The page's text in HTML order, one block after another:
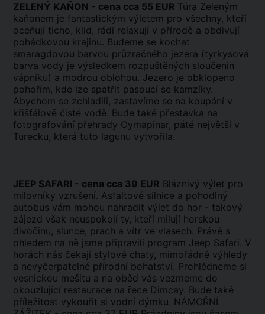
ZELENÝ KAŇON - cena cca 55 EUR Túra Zeleným
kaňonem je fantastickým výletem pro všechny, kteří
oceňují ticho, klid, rádi relaxují v přírodě a obdivují
pohádkovou krajinu. Budeme se kochat
smaragdovou barvou průzračného jezera (tyrkysová
barva vody je výsledkem rozpuštěných sloučenin
vápníku) a modrou oblohou. Jezero je obklopeno
pohořím, kde lze spatřit pasoucí se kamzíky.
Abychom se zchladili, zastavíme se na koupání v
křišťálově čisté vodě. Bude také přestávka na
fotografování přehrady Oymapinar, páté největší v
Turecku, která tuto lagunu vytvořila.
JEEP SAFARI - cena cca 39 EUR Bláznivý výlet pro
milovníky vzrušení. Asfaltové silnice a pohodlný
autobus vám mohou nahradit výlet do hor - takový
zájezd však neuspokojí ty, kteří milují horskou
divočinu, slunce, prach a vítr ve vlasech. Právě s
ohledem na ně jsme připravili program Jeep Safari. V
horách nás čekají stylové chaty, mimořádné výhledy
a nevyčerpatelné přírodní bohatství. Prohlédneme si
vesnickou mešitu a na oběd vás vezmeme do
okouzlující restaurace na řece Dimcay. Bude také
příležitost vykouřit si vodní dýmku. NÁMOŘNÍ